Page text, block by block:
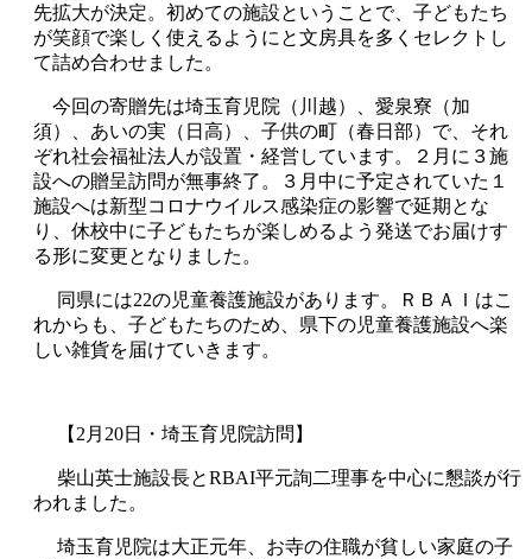
先拡大が決定。初めての施設ということで、子どもたち
が笑顔で楽しく使えるようにと文房具を多くセレクトし
て詰め合わせました。
今回の寄贈先は埼玉育児院（川越）、愛泉寮（加
須）、あいの実（日高）、子供の町（春日部）で、それ
ぞれ社会福祉法人が設置・経営しています。２月に３施
設への贈呈訪問が無事終了。３月中に予定されていた１
施設へは新型コロナウイルス感染症の影響で延期とな
り、休校中に子どもたちが楽しめるよう発送でお届けす
る形に変更となりました。
同県には22の児童養護施設があります。ＲＢＡＩはこ
れからも、子どもたちのため、県下の児童養護施設へ楽
しい雑貨を届けていきます。
【2月20日・埼玉育児院訪問】
柴山英士施設長とRBAI平元詢二理事を中心に懇談が行
われました。
埼玉育児院は大正元年、お寺の住職が貧しい家庭の子